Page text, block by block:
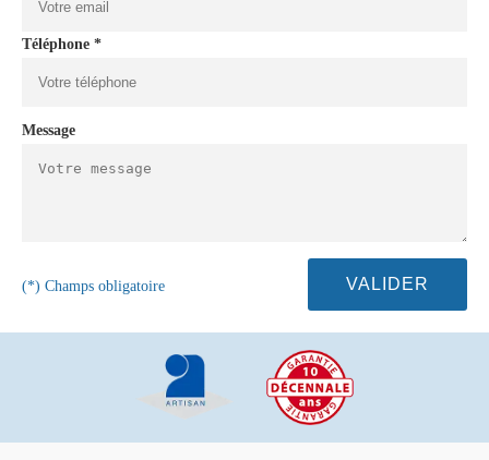
Téléphone *
Message
(*) Champs obligatoire